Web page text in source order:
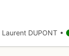
Laurent DUPONT •